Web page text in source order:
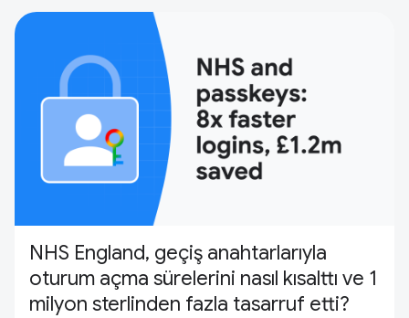
NHS England, geçiş anahtarlarıyla
oturum açma sürelerini nasıl kısalttı ve 1
milyon sterlinden fazla tasarruf etti?